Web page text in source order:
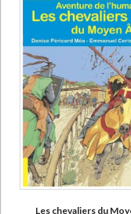
Les chevaliers du